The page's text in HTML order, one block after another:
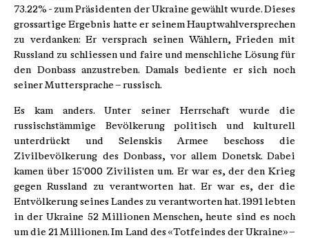
73.22% - zum Präsidenten der Ukraine gewählt wurde. Dieses
grossartige Ergebnis hatte er seinem Hauptwahlversprechen
zu verdanken: Er versprach seinen Wählern, Frieden mit
Russland zu schliessen und faire und menschliche Lösung für
den Donbass anzustreben. Damals bediente er sich noch
seiner Muttersprache – russisch.
Es kam anders. Unter seiner Herrschaft wurde die
russischstämmige Bevölkerung politisch und kulturell
unterdrückt und Selenskis Armee beschoss die
Zivilbevölkerung des Donbass, vor allem Donetsk. Dabei
kamen über 15'000 Zivilisten um. Er war es, der den Krieg
gegen Russland zu verantworten hat. Er war es, der die
Entvölkerung seines Landes zu verantworten hat. 1991 lebten
in der Ukraine 52 Millionen Menschen, heute sind es noch
um die 21 Millionen. Im Land des «Totfeindes der Ukraine» –